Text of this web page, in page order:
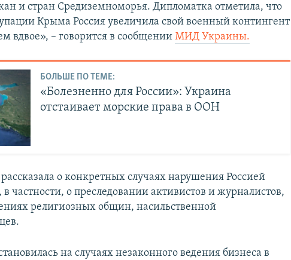
и стран Средиземноморья. Дипломатка отметила, что
Крыма Россия увеличила свой военный контингент
вдвое», – говорится в сообщенииМИД Украины.
БОЛЬШЕ ПО ТЕМЕ:
«Болезненно для России»: Украина
отстаивает морские права в ООН
о конкретных случаях нарушения Россией
частности, о преследовании активистов и журналистов,
религиозных общин, насильственной
на случаях незаконного ведения бизнеса в